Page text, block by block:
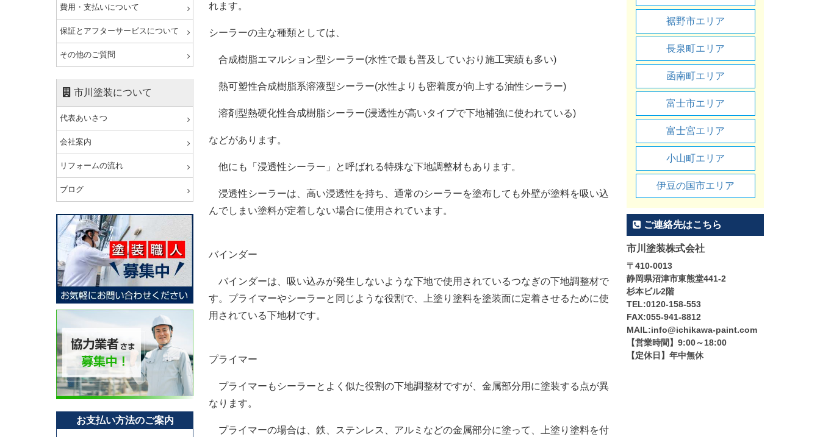
費用・支払いについて
保証とアフターサービスについて
その他のご質問
市川塗装について
代表あいさつ
会社案内
リフォームの流れ
ブログ
お支払い方法のご案内
れます。
シーラーの主な種類としては、
合成樹脂エマルション型シーラー(水性で最も普及していおり施工実績も多い)
熱可塑性合成樹脂系溶液型シーラー(水性よりも密着度が向上する油性シーラー)
溶剤型熱硬化性合成樹脂シーラー(浸透性が高いタイプで下地補強に使われている)
などがあります。
他にも「浸透性シーラー」と呼ばれる特殊な下地調整材もあります。
浸透性シーラーは、高い浸透性を持ち、通常のシーラーを塗布しても外壁が塗料を吸い込
んでしまい塗料が定着しない場合に使用されています。
バインダー
バインダーは、吸い込みが発生しないような下地で使用されているつなぎの下地調整材で
す。プライマーやシーラーと同じような役割で、上塗り塗料を塗装面に定着させるために使
用されている下地材です。
プライマー
プライマーもシーラーとよく似た役割の下地調整材ですが、金属部分用に塗装する点が異
なります。
プライマーの場合は、鉄、ステンレス、アルミなどの金属部分に塗って、上塗り塗料を付
裾野市エリア
長泉町エリア
函南町エリア
富士市エリア
富士宮エリア
小山町エリア
伊豆の国市エリア
ご連絡先はこちら
市川塗装株式会社
〒410-0013
静岡県沼津市東熊堂441-2
杉本ビル2階
TEL:0120-158-553
FAX:055-941-8812
MAIL:info@ichikawa-paint.com
【営業時間】9:00～18:00
【定休日】年中無休